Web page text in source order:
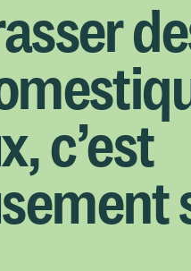
c’est